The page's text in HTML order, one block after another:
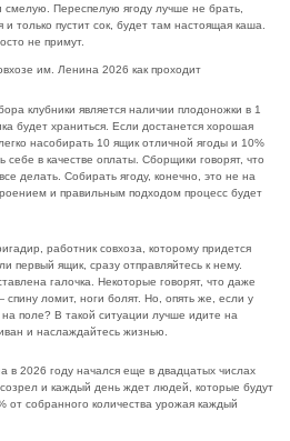
смелую. Переспелую ягоду лучше не брать,
только пустит сок, будет там настоящая каша.
не примут.
клубники является наличии плодоножки в 1
будет храниться. Если достанется хорошая
насобирать 10 ящик отличной ягоды и 10%
себе в качестве оплаты. Сборщики говорят, что
делать. Собирать ягоду, конечно, это не на
и правильным подходом процесс будет
работник совхоза, которому придется
первый ящик, сразу отправляйтесь к нему.
галочка. Некоторые говорят, что даже
ломит, ноги болят. Но, опять же, если у
поле? В такой ситуации лучше идите на
и наслаждайтесь жизнью.
в 2026 году начался еще в двадцатых числах
и каждый день ждет людей, которые будут
от собранного количества урожая каждый